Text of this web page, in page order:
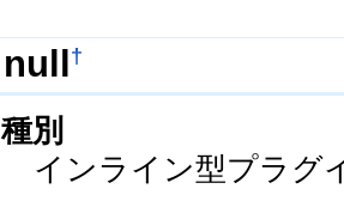
null †
種別
インライン型プラグ